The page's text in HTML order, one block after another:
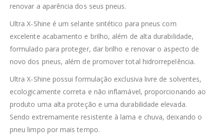
renovar a aparência dos seus pneus.
Ultra X-Shine é um selante sintético para pneus com
excelente acabamento e brilho, além de alta durabilidade,
formulado para proteger, dar brilho e renovar o aspecto de
novo dos pneus, além de promover total hidrorrepelência.
Ultra X-Shine possui formulação exclusiva livre de solventes,
ecologicamente correta e não inflamável, proporcionando ao
produto uma alta proteção e uma durabilidade elevada.
Sendo extremamente resistente à lama e chuva, deixando o
pneu limpo por mais tempo.